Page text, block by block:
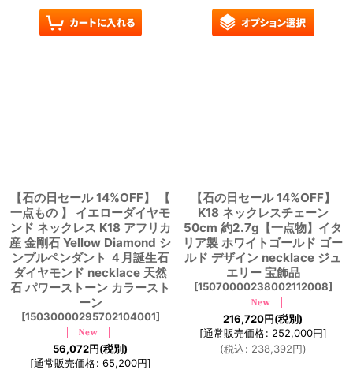
【石の日セール 14%OFF】 【
一点もの 】 イエローダイヤモ
ンド ネックレス K18 アフリカ
産 金剛石 Yellow Diamond シ
ンプルペンダント ４月誕生石
ダイヤモンド necklace 天然
石 パワーストーン カラースト
ーン
[15030000295702104001]
56,072円(税別)
[通常販売価格: 65,200円]
【石の日セール 14%OFF】
K18 ネックレスチェーン
50cm 約2.7g【一点物】イタ
リア製 ホワイトゴールド ゴー
ルド デザイン necklace ジュ
エリー 宝飾品
[15070000238002112008]
216,720円(税別)
[通常販売価格: 252,000円]
(税込: 238,392円)